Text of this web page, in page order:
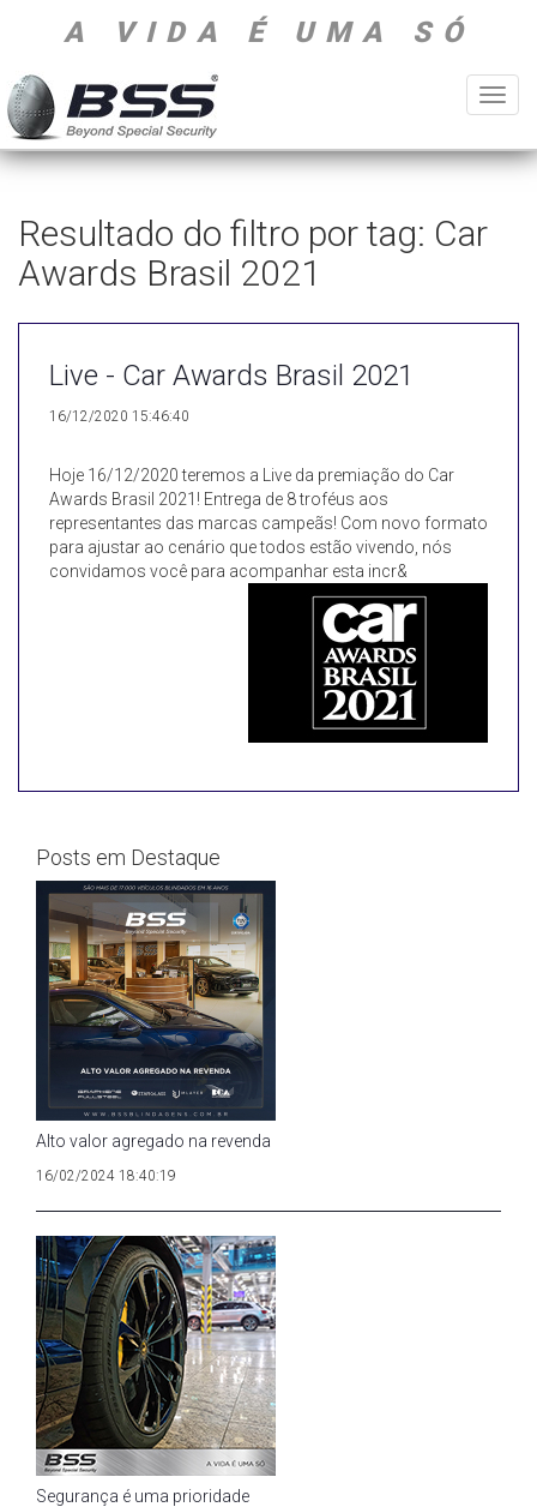
A VIDA É UMA SÓ
Resultado do filtro por tag: Car
Awards Brasil 2021
Live - Car Awards Brasil 2021
16/12/2020 15:46:40
Hoje 16/12/2020 teremos a Live da premiação do Car
Awards Brasil 2021! Entrega de 8 troféus aos
representantes das marcas campeãs! Com novo formato
para ajustar ao cenário que todos estão vivendo, nós
convidamos você para acompanhar esta incr&
Posts em Destaque
Alto valor agregado na revenda
16/02/2024 18:40:19
Segurança é uma prioridade